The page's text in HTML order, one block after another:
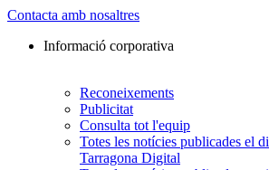
Contacta amb nosaltres
Informació corporativa
Reconeixements
Publicitat
Consulta tot l'equip
Totes les notícies publicades el
Tarragona Digital